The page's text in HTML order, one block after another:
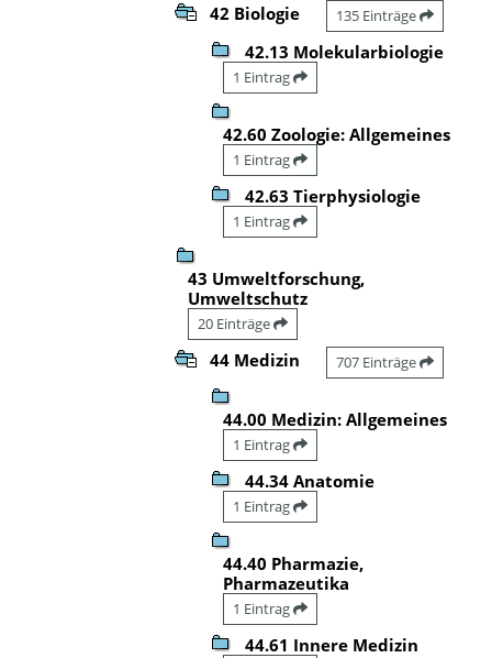
42 Biologie 135 Einträge
42.13 Molekularbiologie
1 Eintrag
42.60 Zoologie: Allgemeines
1 Eintrag
42.63 Tierphysiologie
1 Eintrag
43 Umweltforschung,
Umweltschutz
20 Einträge
44 Medizin 707 Einträge
44.00 Medizin: Allgemeines
1 Eintrag
44.34 Anatomie
1 Eintrag
44.40 Pharmazie,
Pharmazeutika
1 Eintrag
44.61 Innere Medizin